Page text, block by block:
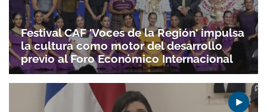
Festival CAF 'Voces de la Región' impulsa
la cultura como motor del desarrollo
previo al Foro Económico Internacional